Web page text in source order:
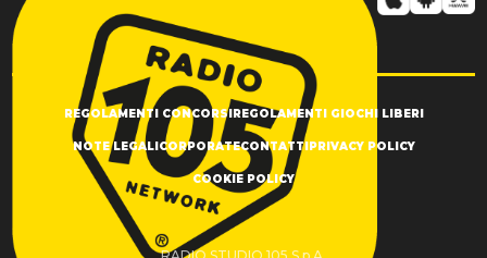
REGOLAMENTI CONCORSI REGOLAMENTI GIOCHI LIBERI
NOTE LEGALI CORPORATECONTATTI PRIVACY POLICY
COOKIE POLICY